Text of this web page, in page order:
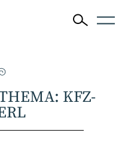
KFZ-